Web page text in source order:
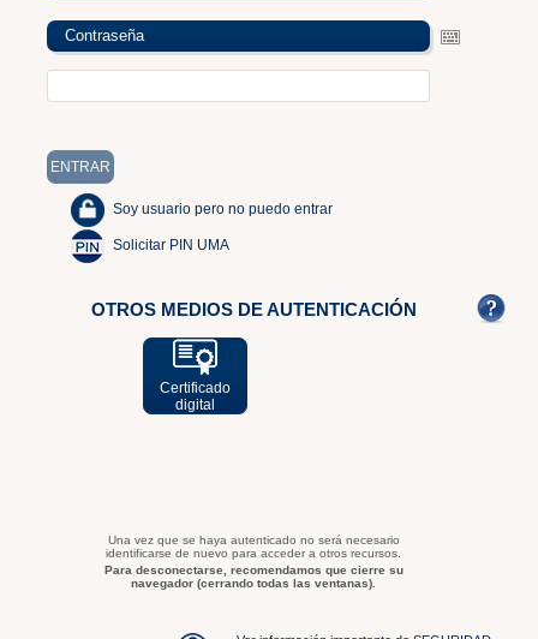
Contraseña
Soy usuario pero no puedo entrar
Solicitar PIN UMA
OTROS MEDIOS DE AUTENTICACIÓN
Certificado
digital
Una vez que se haya autenticado no será necesario
identificarse de nuevo para acceder a otros recursos.
Para desconectarse, recomendamos que cierre su
navegador (cerrando todas las ventanas).